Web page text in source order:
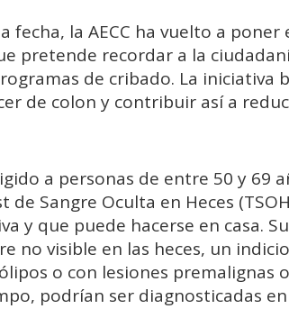
fecha, la AECC ha vuelto a poner
pretende recordar a la
de cribado. La iniciativa
de colon y contribuir así a
a personas de entre 50 y 69
de Sangre Oculta en Heces
y que puede hacerse en casa.
no visible en las heces, un
o con lesiones premalignas
podrían ser diagnosticadas en